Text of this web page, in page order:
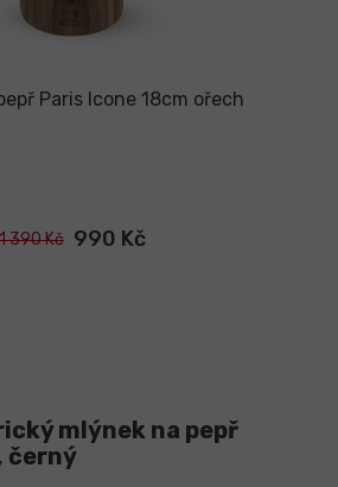
Paris Icone 18cm ořech
1 390 Kč 990 Kč
mlýnek na pepř
černý